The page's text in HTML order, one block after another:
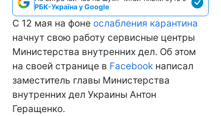
РБК-Україна у Google
С 12 мая на фоне ослабления карантина
начнут свою работу сервисные центры
Министерства внутренних дел. Об этом
на своей странице в Facebook написал
заместитель главы Министерства
внутренних дел Украины Антон
Геращенко.